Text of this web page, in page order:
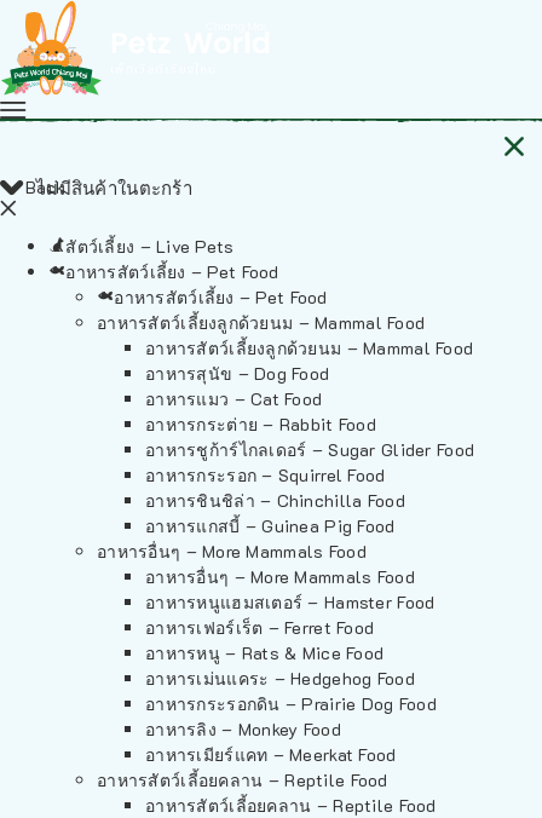
ไม่มีสินค้าในตะกร้า
Back
สัตว์เลี้ยง – Live Pets
อาหารสัตว์เลี้ยง – Pet Food
อาหารสัตว์เลี้ยง – Pet Food
อาหารสัตว์เลี้ยงลูกด้วยนม – Mammal Food
อาหารสัตว์เลี้ยงลูกด้วยนม – Mammal Food
อาหารสุนัข – Dog Food
อาหารแมว – Cat Food
อาหารกระต่าย – Rabbit Food
อาหารชูก้าร์ไกลเดอร์ – Sugar Glider Food
อาหารกระรอก – Squirrel Food
อาหารชินชิล่า – Chinchilla Food
อาหารแกสบี้ – Guinea Pig Food
อาหารอื่นๆ – More Mammals Food
อาหารอื่นๆ – More Mammals Food
อาหารหนูแฮมสเตอร์ – Hamster Food
อาหารเฟอร์เร็ต – Ferret Food
อาหารหนู – Rats & Mice Food
อาหารเม่นแคระ – Hedgehog Food
อาหารกระรอกดิน – Prairie Dog Food
อาหารลิง – Monkey Food
อาหารเมียร์แคท – Meerkat Food
อาหารสัตว์เลี้อยคลาน – Reptile Food
อาหารสัตว์เลี้อยคลาน – Reptile Food